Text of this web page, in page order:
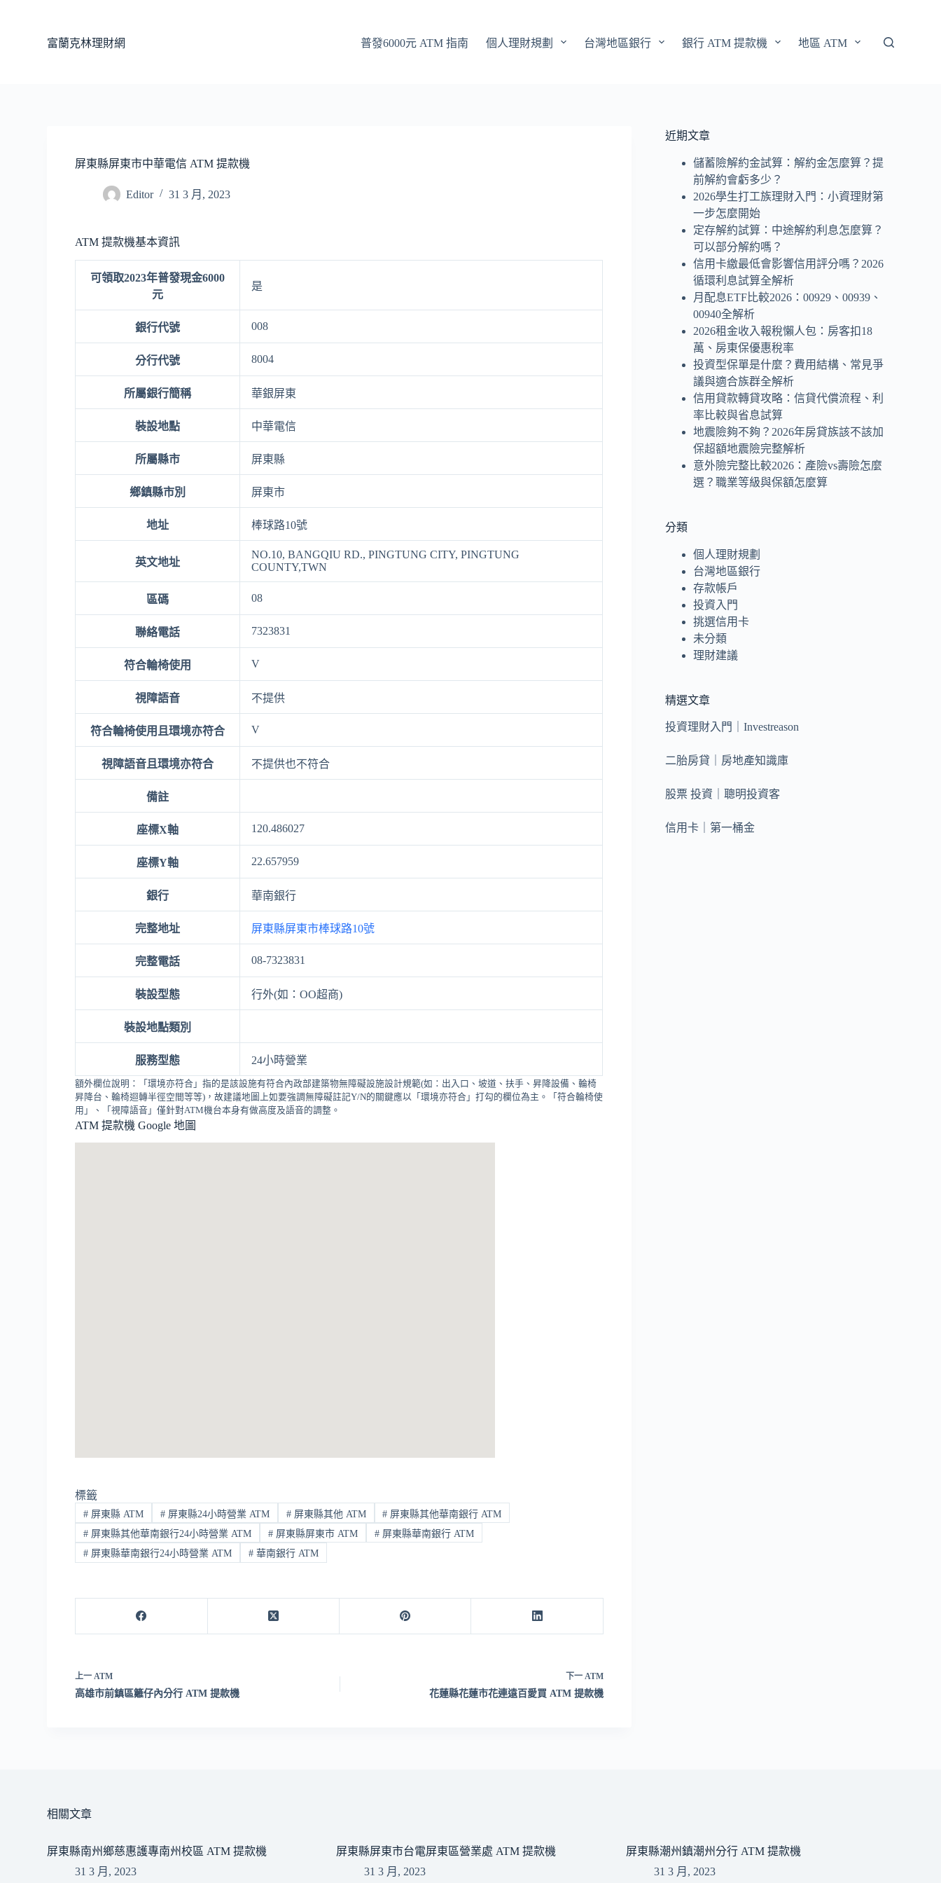
富蘭克林理財網 普發6000元 ATM 指南 個人理財規劃 台灣地區銀行 銀行 ATM 提款機 地區 ATM
屏東縣屏東市中華電信 ATM 提款機
Editor 31 3 月, 2023
ATM 提款機基本資訊
可領取2023年普發現金6000
元
是
銀行代號 008
分行代號 8004
所屬銀行簡稱 華銀屏東
裝設地點 中華電信
所屬縣市 屏東縣
鄉鎮縣市別 屏東市
地址 棒球路10號
英文地址
NO.10, BANGQIU RD., PINGTUNG CITY, PINGTUNG
COUNTY,TWN
區碼 08
聯絡電話 7323831
符合輪椅使用 V
視障語音 不提供
符合輪椅使用且環境亦符合 V
視障語音且環境亦符合 不提供也不符合
備註
座標X軸 120.486027
座標Y軸 22.657959
銀行 華南銀行
完整地址 屏東縣屏東市棒球路10號
完整電話 08-7323831
裝設型態 行外(如：OO超商)
裝設地點類別
服務型態 24小時營業
額外欄位說明：「環境亦符合」指的是該設施有符合內政部建築物無障礙設施設計規範(如：出入口、坡道、扶手、昇降設備、輪椅
昇降台、輪椅迴轉半徑空間等等)，故建議地圖上如要強調無障礙註記Y/N的關鍵應以「環境亦符合」打勾的欄位為主。「符合輪椅使
用」、「視障語音」僅針對ATM機台本身有做高度及語音的調整。
ATM 提款機 Google 地圖
標籤
# 屏東縣 ATM #屏東縣24小時營業 ATM #屏東縣其他 ATM # 屏東縣其他華南銀行 ATM
# 屏東縣其他華南銀行24小時營業 ATM #屏東縣屏東市 ATM #屏東縣華南銀行 ATM
# 屏東縣華南銀行24小時營業 ATM #華南銀行 ATM
上一 ATM
高雄市前鎮區籬仔內分行 ATM 提款機
下一 ATM
花蓮縣花蓮市花連遠百愛買 ATM 提款機
近期文章
儲蓄險解約金試算：解約金怎麼算？提
前解約會虧多少？
2026學生打工族理財入門：小資理財第
一步怎麼開始
定存解約試算：中途解約利息怎麼算？
可以部分解約嗎？
信用卡繳最低會影響信用評分嗎？2026
循環利息試算全解析
月配息ETF比較2026：00929、00939、
00940全解析
2026租金收入報稅懶人包：房客扣18
萬、房東保優惠稅率
投資型保單是什麼？費用結構、常見爭
議與適合族群全解析
信用貸款轉貸攻略：信貸代償流程、利
率比較與省息試算
地震險夠不夠？2026年房貸族該不該加
保超額地震險完整解析
意外險完整比較2026：產險vs壽險怎麼
選？職業等級與保額怎麼算
分類
個人理財規劃
台灣地區銀行
存款帳戶
投資入門
挑選信用卡
未分類
理財建議
精選文章
投資理財入門｜Investreason
二胎房貸｜房地產知識庫
股票 投資｜聰明投資客
信用卡｜第一桶金
相關文章
屏東縣南州鄉慈惠護專南州校區 ATM 提款機
31 3 月, 2023
屏東縣屏東市台電屏東區營業處 ATM 提款機
31 3 月, 2023
屏東縣潮州鎮潮州分行 ATM 提款機
31 3 月, 2023